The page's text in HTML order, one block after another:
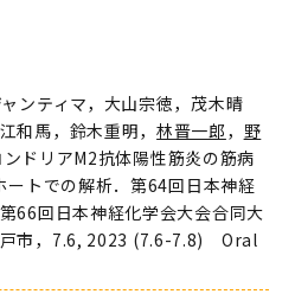
ンティマ，大山宗徳，茂木晴
和馬，鈴木重明，林晋一郎 ， 野
ンドリアM2抗体陽性筋炎の筋病
ートでの解析．第64回日本神経
66回日本神経化学会大会合同大
戸市，7.6, 2023 (7.6-7.8) Oral